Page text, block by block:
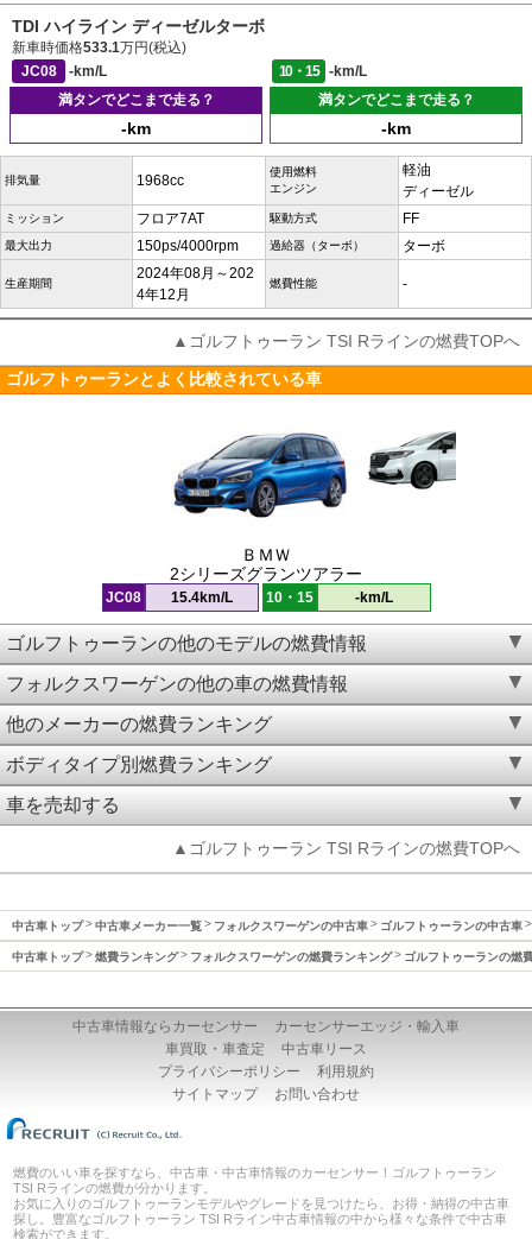
TDI ハイライン ディーゼルターボ
新車時価格533.1万円(税込)
JC08
-km/L 10・15
-km/L
満タンでどこまで走る？
-km
満タンでどこまで走る？
-km
排気量 1968cc
使用燃料
エンジン
軽油
ディーゼル
ミッション フロア7AT 駆動方式 FF
最大出力 150ps/4000rpm 過給器（ターボ） ターボ
生産期間
2024年08月～202
4年12月
燃費性能 -
▲ゴルフトゥーラン TSI Rラインの燃費TOPへ
ゴルフトゥーランとよく比較されている車
ＢＭＷ
2シリーズグランツアラー
JC08 15.4km/L 10・15 -km/L
ゴルフトゥーランの他のモデルの燃費情報
フォルクスワーゲンの他の車の燃費情報
他のメーカーの燃費ランキング
ボディタイプ別燃費ランキング
車を売却する
▲ゴルフトゥーラン TSI Rラインの燃費TOPへ
中古車トップ 中古車メーカー一覧 フォルクスワーゲンの中古車 ゴルフトゥーランの中古車
中古車トップ 燃費ランキング フォルクスワーゲンの燃費ランキング ゴルフトゥーランの燃
中古車情報ならカーセンサー
カーセンサーエッジ・輸入車
車買取・車査定
中古車リース
プライバシーポリシー
利用規約
サイトマップ
お問い合わせ
燃費のいい車を探すなら、中古車・中古車情報のカーセンサー！ゴルフトゥーラン
TSI Rラインの燃費が分かります。
お気に入りのゴルフトゥーランモデルやグレードを見つけたら、お得・納得の中古車
探し。豊富なゴルフトゥーラン TSI Rライン中古車情報の中から様々な条件で中古車
検索ができます。